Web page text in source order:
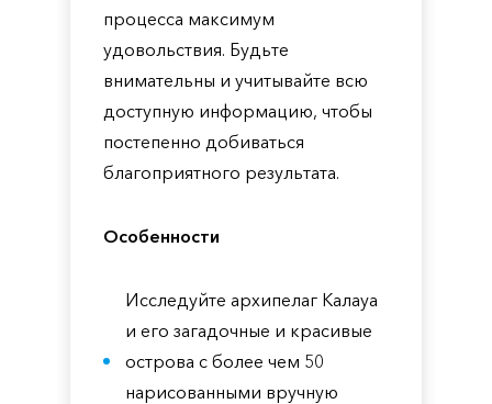
процесса максимум
удовольствия. Будьте
внимательны и учитывайте всю
доступную информацию, чтобы
постепенно добиваться
благоприятного результата.
Особенности
Исследуйте архипелаг Калауа
и его загадочные и красивые
острова с более чем 50
нарисованными вручную